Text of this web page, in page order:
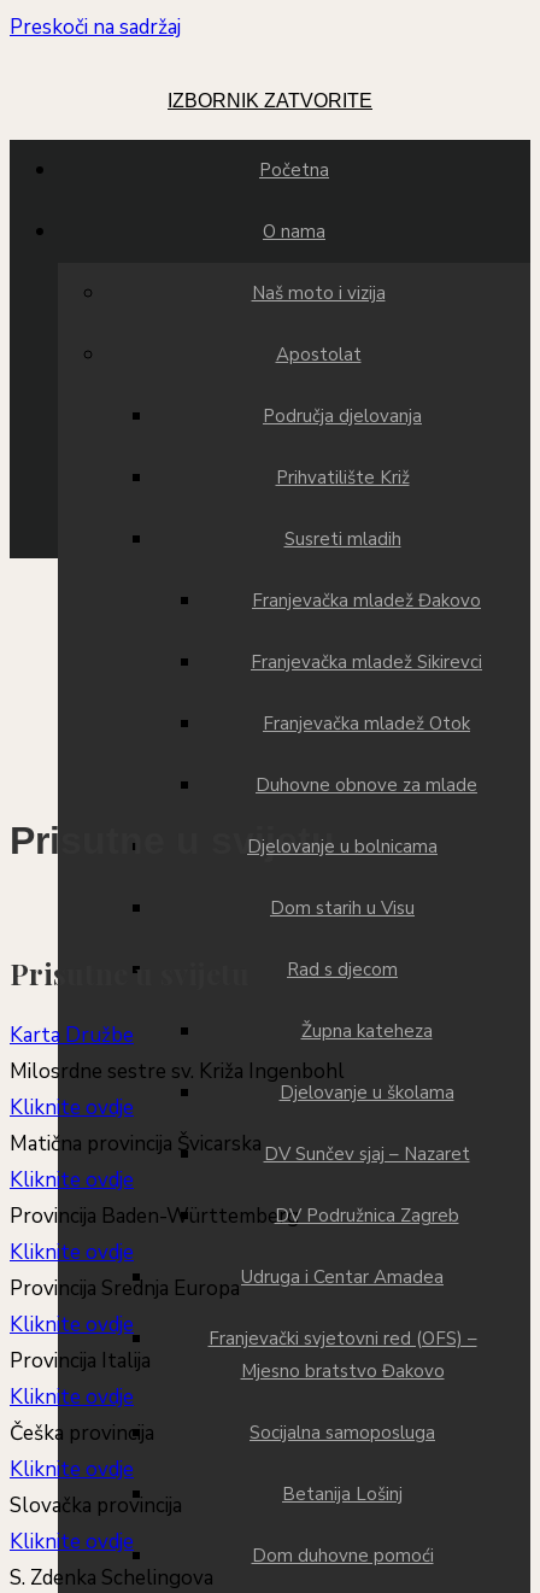
Preskoči na sadržaj
IZBORNIK ZATVORITE
Početna
O nama
Naš moto i vizija
Apostolat
Područja djelovanja
Prihvatilište Križ
Susreti mladih
Franjevačka mladež Đakovo
Franjevačka mladež Sikirevci
Franjevačka mladež Otok
Duhovne obnove za mlade
Djelovanje u bolnicama
Dom starih u Visu
Rad s djecom
Župna kateheza
Djelovanje u školama
DV Sunčev sjaj – Nazaret
DV Podružnica Zagreb
Udruga i Centar Amadea
Franjevački svjetovni red (OFS) –
Mjesno bratstvo Đakovo
Socijalna samoposluga
Betanija Lošinj
Dom duhovne pomoći
Prisutne u svijetu
Prisutne u svijetu
Karta Družbe
Milosrdne sestre sv. Križa Ingenbohl
Kliknite ovdje
Matična provincija Švicarska
Kliknite ovdje
Provincija Baden-Württemberg
Kliknite ovdje
Provincija Srednja Europa
Kliknite ovdje
Provincija Italija
Kliknite ovdje
Češka provincija
Kliknite ovdje
Slovačka provincija
Kliknite ovdje
S. Zdenka Schelingova